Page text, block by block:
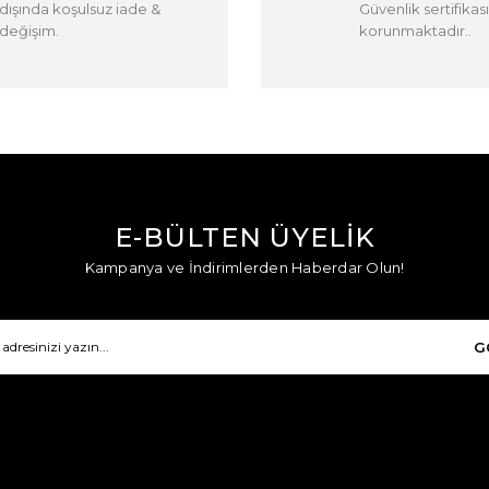
dışında koşulsuz iade &
değişim.
Güvenlik
korunmaktadır..
E-BÜLTEN ÜYELİK
Kampanya ve İndirimlerden Haberdar Olun!